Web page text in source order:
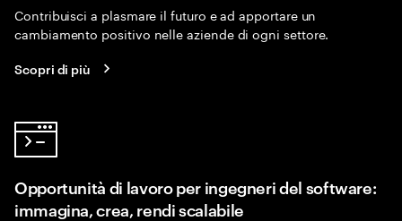
Contribuisci a plasmare il futuro e ad apportare un
cambiamento positivo nelle aziende di ogni settore.
Scopri di più
Opportunità di lavoro per ingegneri del software:
immagina, crea, rendi scalabile